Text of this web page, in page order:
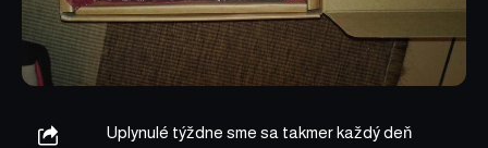
Uplynulé týždne sme sa takmer každý deň